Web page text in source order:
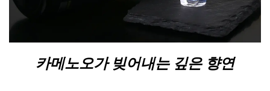
카메노오가 빚어내는 깊은 향연